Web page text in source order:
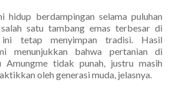
hidup berdampingan selama puluhan
satu tambang emas terbesar di
tetap menyimpan tradisi. Hasil
menunjukkan bahwa pertanian di
Amungme tidak punah, justru masih
oleh generasi muda, jelasnya.